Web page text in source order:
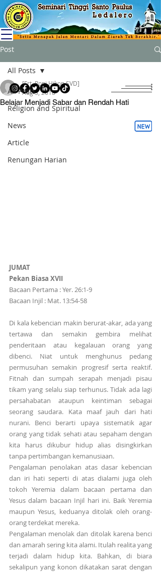
Post
All Posts
Religion and Spiritual
News
Article
Renungan Harian
All Posts
Belajar Menjadi Sabar dan Rendah Hati
[Frt. Roni Hikon SVD]
Aug 3, 2018
JUMAT
Pekan Biasa XVII
Bacaan Pertama : Yer. 26:1-9
Bacaan Injil : Mat. 13:54-58
Di kala kebencian makin berurat-akar, ada yang
tertawa dan semakin gembira melihat
penderitaan atau kegalauan orang yang
dibenci. Niat untuk menghunus pedang
permusuhan semakin progresif serta reaktif.
Fitnah dan sumpah serapah menjadi pisau
tikam yang selalu siap terhunus. Tidak ada lagi
persahabatan ataupun keintiman sebagai
seorang saudara. Kata maaf jauh dari hati
nurani. Benci berarti upaya sistematik agar
orang yang tidak sehati atau sepaham dengan
kita harus dikubur hidup alias disingkirkan
tanpa pertimbangan kemanusiaan.
Pengalaman penolakan atas dasar kebencian
dan iri hati seperti di atas dialami juga oleh
tokoh Yeremia dalam bacaan pertama dan
Yesus dalam bacaan Injil hari ini. Baik Yeremia
maupun Yesus, keduanya ditolak oleh orang-
orang terdekat mereka.
Pengalaman menolak dan ditolak karena benci
dan amarah sering kita alami. Itulah realita yang
terjadi dalam hidup kita. Bahkan, di biara
sekalipun yang konon dikatakan sarat dengan